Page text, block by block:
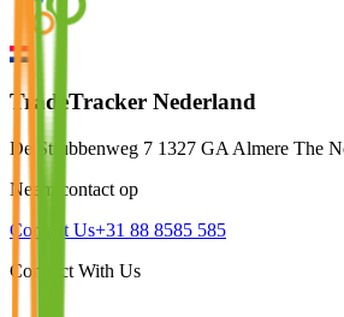
TradeTracker Nederland
De Strubbenweg 7 1327 GA Almere The
Neem contact op
Contact Us+31 88 8585 585
Connect With Us